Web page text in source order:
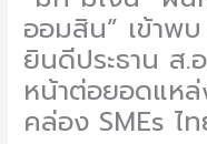
ออมสิน” เข้าพ
ยินดีประธาน ส.
หน้าต่อยอดแห
คล่อง SMEs ไ